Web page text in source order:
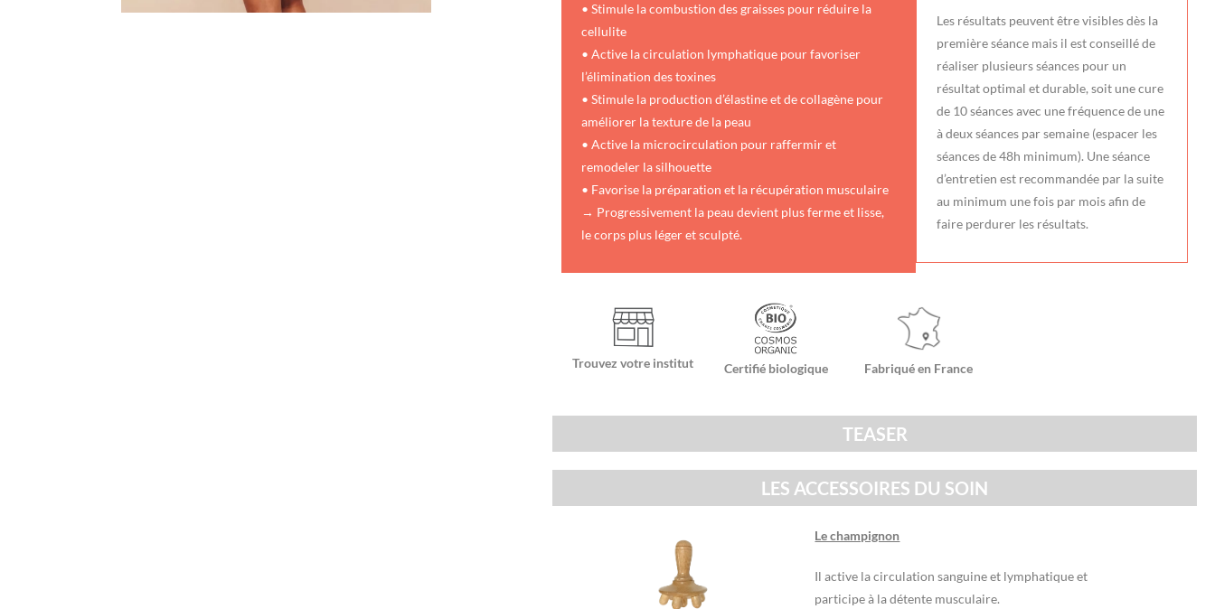
• Stimule la combustion des graisses pour réduire la
cellulite
• Active la circulation lymphatique pour favoriser
l’élimination des toxines
• Stimule la production d’élastine et de collagène pour
améliorer la texture de la peau
• Active la microcirculation pour raffermir et
remodeler la silhouette
• Favorise la préparation et la récupération musculaire
→ Progressivement la peau devient plus ferme et lisse,
le corps plus léger et sculpté.
Les résultats peuvent être visibles dès la
première séance mais il est conseillé de
réaliser plusieurs séances pour un
résultat optimal et durable, soit une cure
de 10 séances avec une fréquence de une
à deux séances par semaine (espacer les
séances de 48h minimum). Une séance
d’entretien est recommandée par la suite
au minimum une fois par mois afin de
faire perdurer les résultats.
Trouvez votre institut Certifié biologique Fabriqué en France
TEASER
LES ACCESSOIRES DU SOIN
Le champignon
Il active la circulation sanguine et lymphatique et
participe à la détente musculaire.